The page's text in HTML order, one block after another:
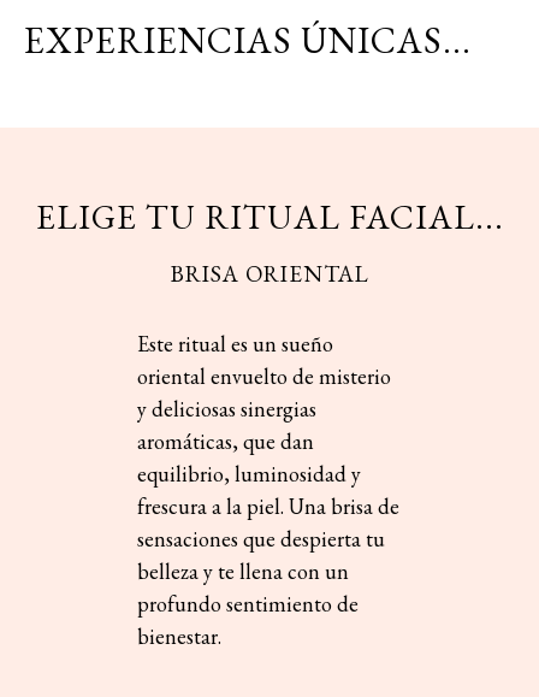
EXPERIENCIAS ÚNICAS...
ELIGE TU RITUAL FACIAL...
BRISA ORIENTAL
Este ritual es un sueño
oriental envuelto de misterio
y deliciosas sinergias
aromáticas, que dan
equilibrio, luminosidad y
frescura a la piel. Una brisa de
sensaciones que despierta tu
belleza y te llena con un
profundo sentimiento de
bienestar.